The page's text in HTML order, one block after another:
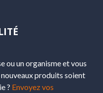
ou un organisme et vous
produits soient
? Envoyez vos